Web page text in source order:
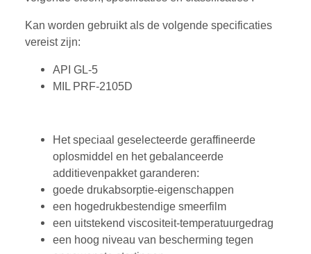
Kan worden gebruikt als de volgende specificaties
vereist zijn:
API GL-5
MIL PRF-2105D
Het speciaal geselecteerde geraffineerde
oplosmiddel en het gebalanceerde
additievenpakket garanderen:
goede drukabsorptie-eigenschappen
een hogedrukbestendige smeerfilm
een uitstekend viscositeit-temperatuurgedrag
een hoog niveau van bescherming tegen